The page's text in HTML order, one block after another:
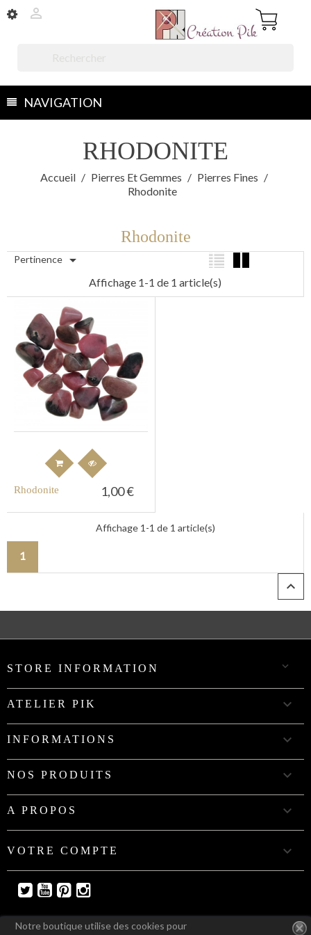

Notre boutique utilise des cookies pour

NAVIGATION
RHODONITE
Accueil Pierres Et Gemmes
Pierres Fines
Rhodonite
Rhodonite
Pertinence 
Affichage 1-1 de 1 article(s)
Rhodonite 1,00 €
Affichage 1-1 de 1 article(s)
1

STORE INFORMATION 
ATELIER PIK 
INFORMATIONS 
NOS PRODUITS 
A PROPOS 
VOTRE COMPTE 
TwitterYouTube
PinterestInstagram